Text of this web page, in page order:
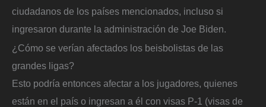
ciudadanos de los países mencionados, incluso si
ingresaron durante la administración de Joe Biden.
¿Cómo se verían afectados los beisbolistas de las
grandes ligas?
Esto podría entonces afectar a los jugadores, quienes
están en el país o ingresan a él con visas P-1 (visas de